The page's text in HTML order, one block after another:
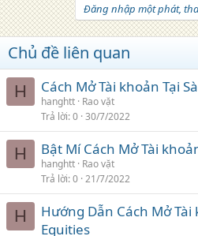
Đăng nhập một phát,
Chủ đề liên quan
H Cách Mở Tài khoản Tại
hanghtt Rao vặt
Trả lời 0 30/7/2022
H Bật Mí Cách Mở Tài
hanghtt Rao vặt
Trả lời 0 21/7/2022
H
Hướng Dẫn Cách Mở Tài
Equities